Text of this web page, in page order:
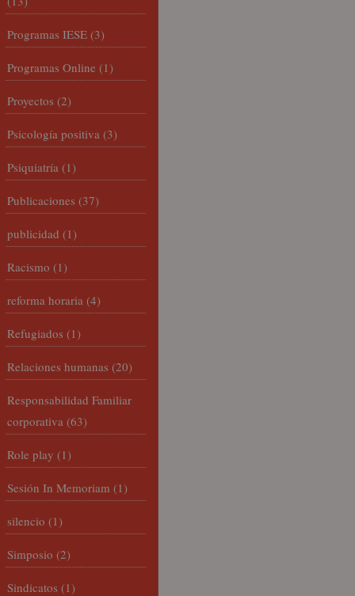
Programas IESE (3)
Programas Online (1)
Proyectos (2)
Psicología positiva (3)
Psiquiatría (1)
Publicaciones (37)
publicidad (1)
Racismo (1)
reforma horaria (4)
Refugiados (1)
Relaciones humanas (20)
Responsabilidad Familiar
corporativa (63)
Role play (1)
Sesión In Memoriam (1)
silencio (1)
Simposio (2)
Sindicatos (1)